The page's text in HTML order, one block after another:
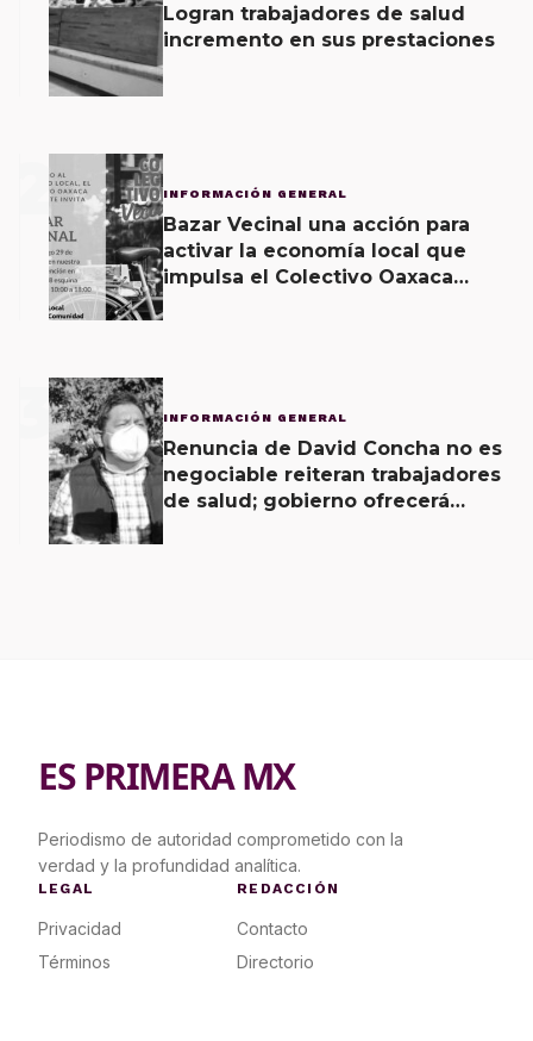
Logran trabajadores de salud
incremento en sus prestaciones
2 INFORMACIÓN GENERAL
Bazar Vecinal una acción para
activar la economía local que
impulsa el Colectivo Oaxaca
3 INFORMACIÓN GENERAL
Renuncia de David Concha no es
negociable reiteran trabajadores
de salud; gobierno ofrecerá
ES PRIMERA MX
Periodismo de autoridad comprometido con la
verdad y la profundidad analítica.
LEGAL
Privacidad
Términos
REDACCIÓN
Contacto
Directorio